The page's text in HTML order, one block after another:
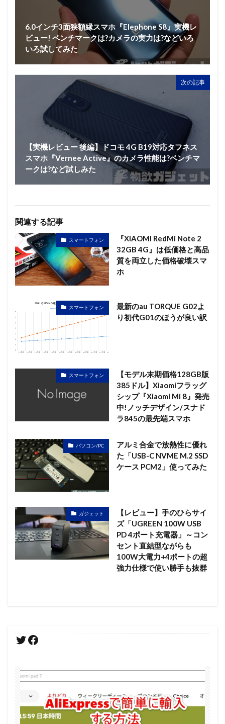
6.0インチ3面狭額縁スマホ『Elephone S8』実機レ
ビュー! ベンチマークは?カメラの実力は?などいろ
いろ試してみた
次の記事
【実機レビュー 後編】ドコモ 4G B19対応タフネス
スマホ『Vernee Active』のカメラ性能は?ベンチマ
ークは?など試しみた
関連する記事
スマートフォン
『XIAOMI RedMi Note 2
32GB 4G』は低価格と高品
質を両立した価格破壊スマ
ホ
スマートフォン
最新のau TORQUE G02よ
り初代G01のほうが良い訳
スマートフォン
【モデル末期価格128GB版
385ドル】Xiaomiフラッグ
シップ『Xiaomi Mi 8』発売
中!ノッチデザイン/スナド
ラ845の最先端スマホ
パソコン/PC
アルミ合金で放熱性に優れ
た「USB-C NVME M.2 SSD
ケース PCM2」使ってみた
ガジェット
【レビュー】手のひらサイ
ズ「UGREEN 100W USB
PD 4ポート充電器」～コン
セント直結型ながらも
100W大電力+4ポートの超
強力仕様で使い勝手も抜群